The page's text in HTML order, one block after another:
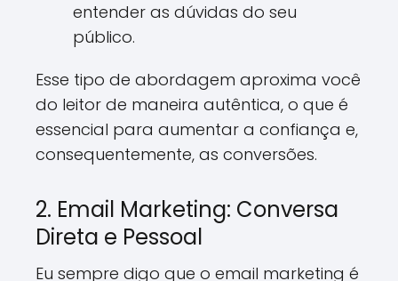
entender as dúvidas do seu
público.
Esse tipo de abordagem aproxima você
do leitor de maneira autêntica, o que é
essencial para aumentar a confiança e,
consequentemente, as conversões.
2. Email Marketing: Conversa
Direta e Pessoal
Eu sempre digo que o email marketing é